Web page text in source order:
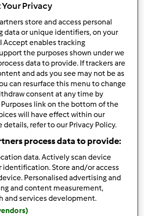
o almoço fiz frango com caril.
copo a borboleta para que os ossos
presos nas laminas. Tudo correu
cozinhado e verificar que a borboleta
Já tentei lavá-la mas não saiu....
o que fazer? Obrigada
ou registe-se aquipara escrever
comentários
Your Privacy
store and access personal
data or unique identifiers, on your
Accept enables tracking
the purposes shown under we
data to provide. If trackers are
and ads you see may not be as
can resurface this menu to change
consent at any time by
link on the bottom of the
will have effect within our
details, refer to our Privacy Policy.
process data to provide:
data. Actively scan device
identification. Store and/or access
Personalised advertising and
and content measurement,
and services development.